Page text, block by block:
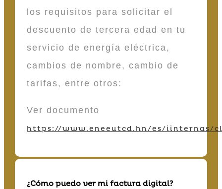
los requisitos para solicitar el
descuento de tercera edad en tu
servicio de energía eléctrica,
cambios de nombre, cambio de
tarifas, entre otros:
Ver documento
https://www.eneeutcd.hn/es/iinternas/
¿Cómo puedo ver mi factura digital?